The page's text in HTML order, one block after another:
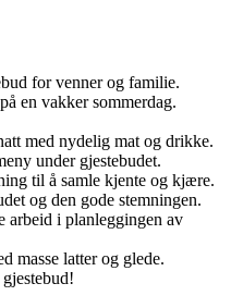
for venner og familie.
en vakker sommerdag.
med nydelig mat og drikke.
under gjestebudet.
til å samle kjente og kjære.
og den gode stemningen.
arbeid i planleggingen av
masse latter og glede.